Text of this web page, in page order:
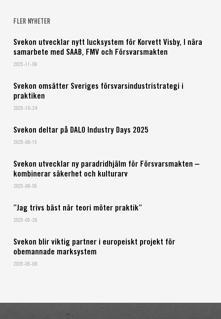
FLER NYHETER
Svekon utvecklar nytt lucksystem för Korvett Visby, I nära
samarbete med SAAB, FMV och Försvarsmakten
2025-11-06
Svekon omsätter Sveriges försvarsindustristrategi i
praktiken
2025-10-24
Svekon deltar på DALO Industry Days 2025
2025-08-15
Svekon utvecklar ny paradridhjälm för Försvarsmakten –
kombinerar säkerhet och kulturarv
2025-06-05
”Jag trivs bäst när teori möter praktik”
2025-05-26
Svekon blir viktig partner i europeiskt projekt för
obemannade marksystem
2025-05-09